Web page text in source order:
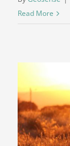
Read More